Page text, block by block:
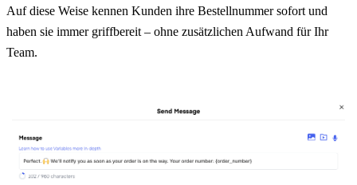
Auf diese Weise kennen Kunden ihre Bestellnummer sofort und
haben sie immer griffbereit – ohne zusätzlichen Aufwand für Ihr
Team.